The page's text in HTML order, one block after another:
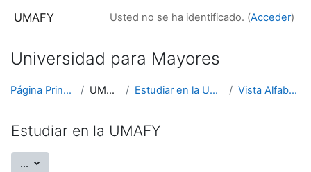
UMAFY Usted no se ha identificado. (Acceder)
Universidad para Mayores
Página Principal UMAFY Estudiar en la UMAFY Vista Alfabética
Estudiar en la UMAFY
... Exportar entradas